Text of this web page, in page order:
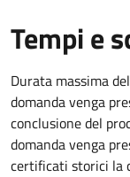
Tempi e
Durata massima
domanda venga
conclusione del
domanda venga
certificati storici la